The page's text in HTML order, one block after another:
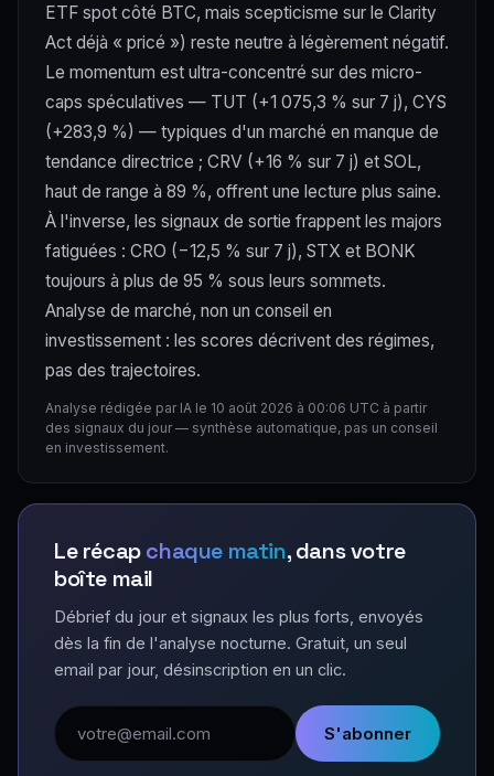
ETF spot côté BTC, mais scepticisme sur le Clarity
Act déjà « pricé ») reste neutre à légèrement négatif.
Le momentum est ultra-concentré sur des micro-
caps spéculatives — TUT (+1 075,3 % sur 7 j), CYS
(+283,9 %) — typiques d'un marché en manque de
tendance directrice ; CRV (+16 % sur 7 j) et SOL,
haut de range à 89 %, offrent une lecture plus saine.
À l'inverse, les signaux de sortie frappent les majors
fatiguées : CRO (−12,5 % sur 7 j), STX et BONK
toujours à plus de 95 % sous leurs sommets.
Analyse de marché, non un conseil en
investissement : les scores décrivent des régimes,
pas des trajectoires.
Analyse rédigée par IA le 10 août 2026 à 00:06 UTC à partir
des signaux du jour — synthèse automatique, pas un conseil
en investissement.
Le récapchaque matin, dans votre
boîte mail
Débrief du jour et signaux les plus forts, envoyés
dès la fin de l'analyse nocturne. Gratuit, un seul
email par jour, désinscription en un clic.
Adresse email
S'abonner